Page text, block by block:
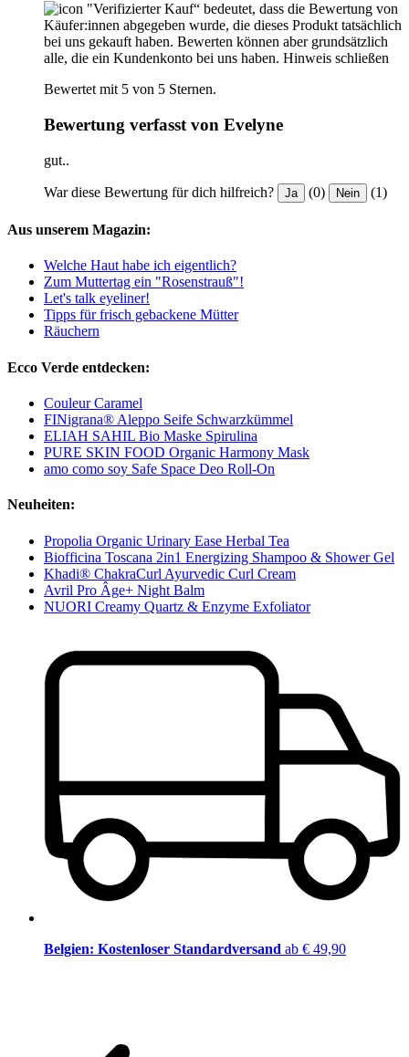
"Verifizierter Kauf“ bedeutet, dass die Bewertung von
Käufer:innen abgegeben wurde, die dieses Produkt tatsächlich
bei uns gekauft haben. Bewerten können aber grundsätzlich
alle, die ein Kundenkonto bei uns haben. Hinweis schließen
Bewertet mit 5 von 5 Sternen.
Bewertung verfasst von Evelyne
gut..
War diese Bewertung für dich hilfreich? Ja (0) Nein (1)
Aus unserem Magazin:
Welche Haut habe ich eigentlich?
Zum Muttertag ein "Rosenstrauß"!
Let's talk eyeliner!
Tipps für frisch gebackene Mütter
Räuchern
Ecco Verde entdecken:
Couleur Caramel
FINigrana® Aleppo Seife Schwarzkümmel
ELIAH SAHIL Bio Maske Spirulina
PURE SKIN FOOD Organic Harmony Mask
amo como soy Safe Space Deo Roll-On
Neuheiten:
Propolia Organic Urinary Ease Herbal Tea
Biofficina Toscana 2in1 Energizing Shampoo & Shower Gel
Khadi® ChakraCurl Ayurvedic Curl Cream
Avril Pro Âge+ Night Balm
NUORI Creamy Quartz & Enzyme Exfoliator
Belgien: Kostenloser Standardversand ab € 49,90